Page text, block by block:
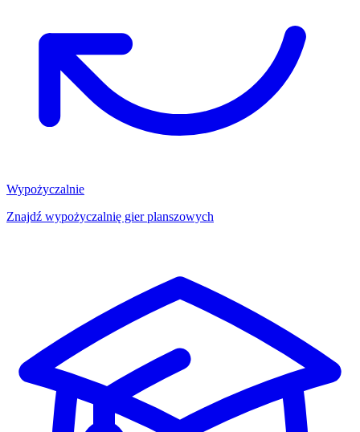
Wypożyczalnie
Znajdź wypożyczalnię gier planszowych